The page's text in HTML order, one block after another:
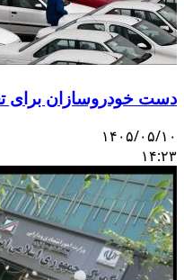
دست خودروسازان برای
۱۴۰۵/۰۵/۱۰
۱۴:۲۳